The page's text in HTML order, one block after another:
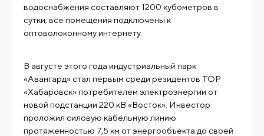
водоснабжения составляют 1200 кубометров в
сутки; все помещения подключены к
оптоволоконному интернету.
В августе этого года индустриальный парк
«Авангард» стал первым среди резидентов ТОР
«Хабаровск» потребителем электроэнергии от
новой подстанции 220 кВ «Восток». Инвестор
проложил силовую кабельную линию
протяженностью 7,5 км от энергообъекта до своей